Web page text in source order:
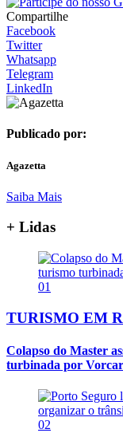
Compartilhe
Facebook
Twitter
Whatsapp
Telegram
LinkedIn
Publicado por:
Agazetta
Saiba Mais
+ Lidas
01
TURISMO EM
Colapso do Master
turbinada por
02